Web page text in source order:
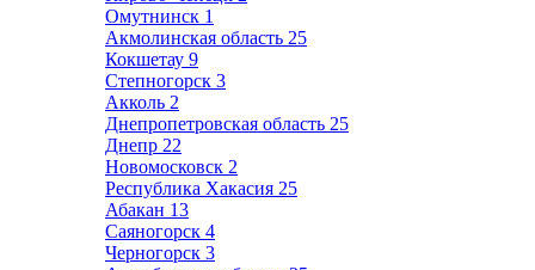
Омутнинск 1
Акмолинская область 25
Кокшетау 9
Степногорск 3
Акколь 2
Днепропетровская область 25
Днепр 22
Новомосковск 2
Республика Хакасия 25
Абакан 13
Саяногорск 4
Черногорск 3